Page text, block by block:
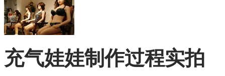
充气娃娃制作过程实拍